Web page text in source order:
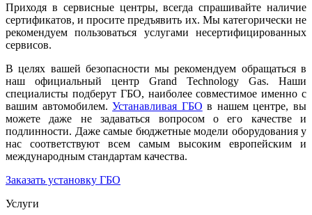
Приходя в сервисные центры, всегда спрашивайте наличие
сертификатов, и просите предъявить их. Мы категорически не
рекомендуем пользоваться услугами несертифицированных
сервисов.
В целях вашей безопасности мы рекомендуем обращаться в
наш официальный центр Grand Technology Gas. Наши
специалисты подберут ГБО, наиболее совместимое именно с
вашим автомобилем.Устанавливая ГБО в нашем центре, вы
можете даже не задаваться вопросом о его качестве и
подлинности. Даже самые бюджетные модели оборудования у
нас соответствуют всем самым высоким европейским и
международным стандартам качества.
Заказать установку ГБО
Услуги